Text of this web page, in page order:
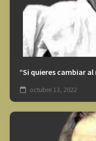
“Si quieres cambiar
octubre 13, 2022